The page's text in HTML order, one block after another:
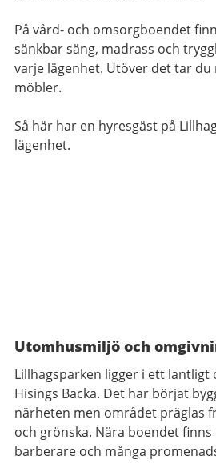
På vård- och omsorgboendet
sänkbar säng, madrass och
varje lägenhet. Utöver det tar du
möbler.
Så här har en hyresgäst på
lägenhet.
Utomhusmiljö och
Lillhagsparken ligger i ett lantligt
Hisings Backa. Det har börjat
närheten men området präglas
och grönska. Nära boendet
barberare och många